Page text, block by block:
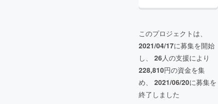
このプロジェクトは、
2021/04/17に募集を開始
し、 26人の支援により
228,810円の資金を集
め、 2021/06/20に募集を
終了しました